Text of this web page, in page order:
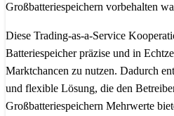
Großbatteriespeichern vorbehalten
Diese Trading-as-a-Service
Batteriespeicher präzise und in
Marktchancen zu nutzen. Dadurch
und flexible Lösung, die den
Großbatteriespeichern Mehrwerte